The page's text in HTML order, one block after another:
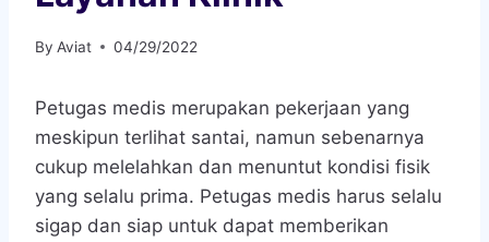
By Aviat 04/29/2022
Petugas medis merupakan pekerjaan yang
meskipun terlihat santai, namun sebenarnya
cukup melelahkan dan menuntut kondisi fisik
yang selalu prima. Petugas medis harus selalu
sigap dan siap untuk dapat memberikan